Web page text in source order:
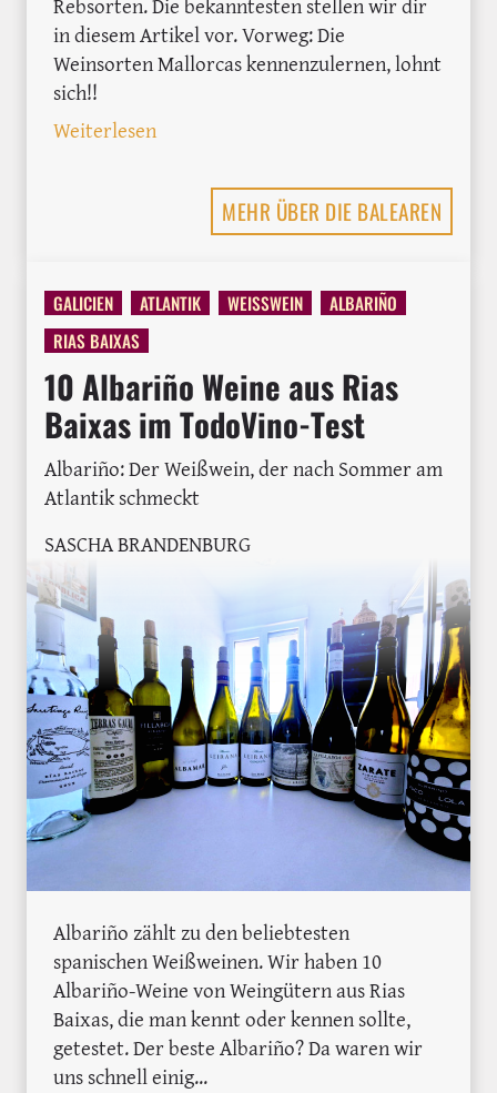
in diesem Artikel vor. Vorweg: Die
Weinsorten Mallorcas kennenzulernen, lohnt
sich!!
Weiterlesen: 8 Rebsorten aus Mallorca, die du
MEHR ÜBER DIE BALEAREN
GALICIEN ATLANTIK WEISSWEIN
ALBARIÑO
RIAS BAIXAS
10 Albariño Weine aus Rias
Baixas im TodoVino-Test
Albariño: Der Weißwein, der nach Sommer am
Atlantik schmeckt
SASCHA BRANDENBURG
Albariño zählt zu den beliebtesten
spanischen Weißweinen. Wir haben 10
Albariño-Weine von Weingütern aus Rias
Baixas, die man kennt oder kennen sollte,
getestet. Der beste Albariño? Da waren wir
uns schnell einig...